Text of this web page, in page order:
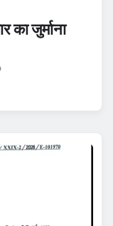
का जुर्माना